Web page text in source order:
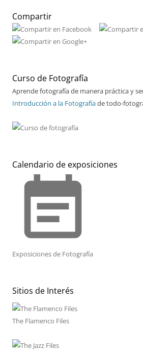
Compartir
Curso de Fotografía
Aprende fotografía de manera práctica y
Introducción a la Fotografíade todo-
Calendario de exposiciones
event_note
Exposiciones de Fotografía
Sitios de Interés
The Flamenco Files